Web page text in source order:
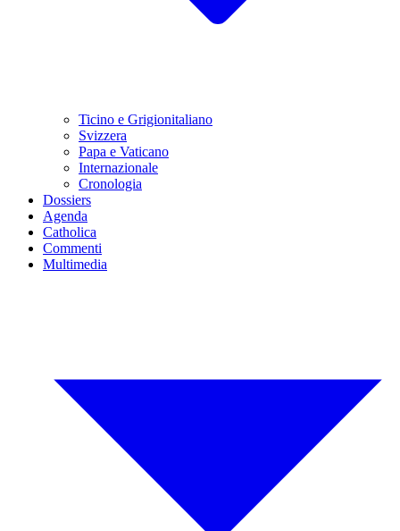
Ticino e Grigionitaliano
Svizzera
Papa e Vaticano
Internazionale
Cronologia
Dossiers
Agenda
Catholica
Commenti
Multimedia